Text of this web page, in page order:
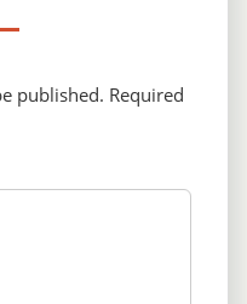
published. Required